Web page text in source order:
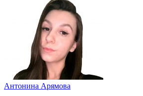
Антонина Арямова